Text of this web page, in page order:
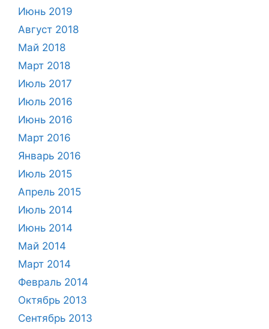
Июнь 2019
Август 2018
Май 2018
Март 2018
Июль 2017
Июль 2016
Июнь 2016
Март 2016
Январь 2016
Июль 2015
Апрель 2015
Июль 2014
Июнь 2014
Май 2014
Март 2014
Февраль 2014
Октябрь 2013
Сентябрь 2013